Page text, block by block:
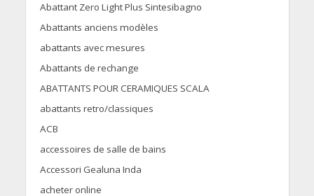
Abattant Zero Light Plus Sintesibagno
Abattants anciens modèles
abattants avec mesures
Abattants de rechange
ABATTANTS POUR CERAMIQUES SCALA
abattants retro/classiques
ACB
accessoires de salle de bains
Accessori Gealuna Inda
acheter online